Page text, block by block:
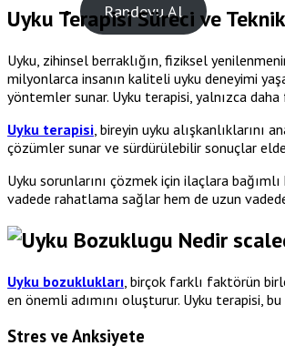
Randevu Al
Uyku Terapisi Süreci ve
Uyku, zihinsel berraklığın, fiziksel
milyonlarca insanın kaliteli uyku deneyimi
yöntemler sunar. Uyku terapisi, yalnızca
Uyku terapisi , bireyin uyku
çözümler sunar ve sürdürülebilir sonuçlar
Uyku sorunlarını çözmek için ilaçlara
vadede rahatlama sağlar hem de uzun
Uyku bozuklukları , birçok farklı faktörün
en önemli adımını oluşturur. Uyku terapisi,
Stres ve Anksiyete